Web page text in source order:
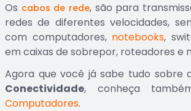
Os cabos de rede, são para
redes de diferentes velocidades,
com computadores, notebooks,
em caixas de sobrepor, roteadores e
Agora que você já sabe tudo sobre
Conectividade, conheça
Computadores.